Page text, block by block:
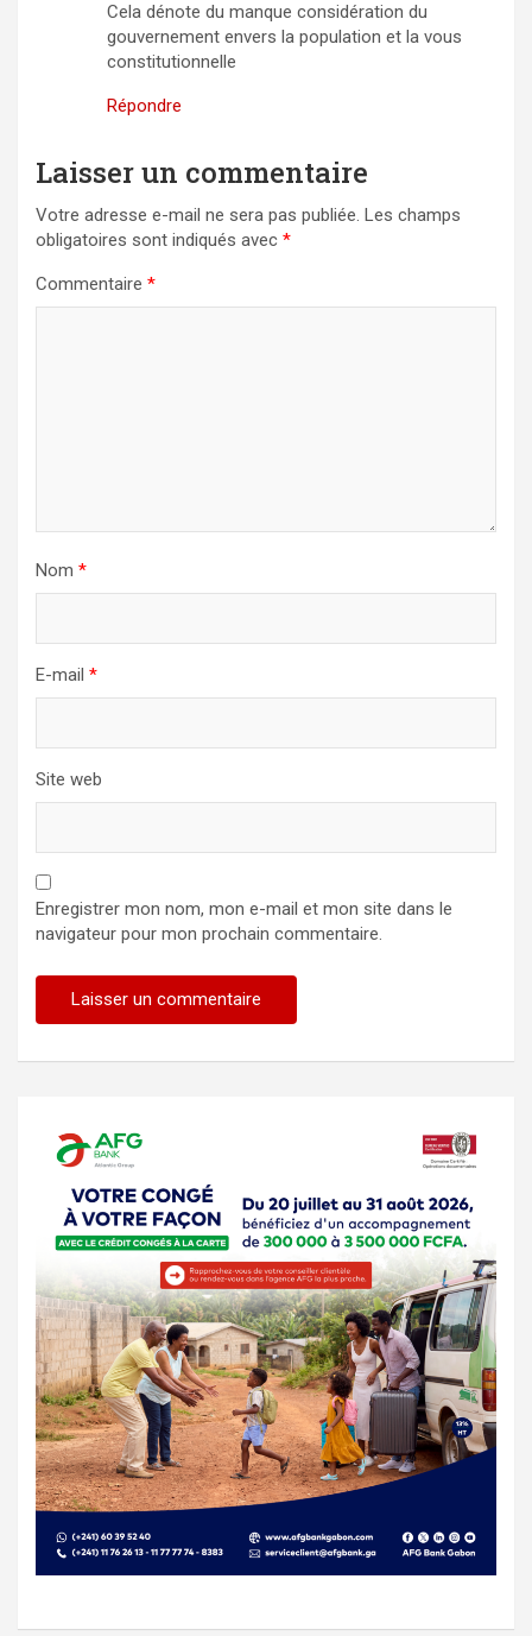
Cela dénote du manque considération du
gouvernement envers la population et la vous
constitutionnelle
Répondre
Laisser un commentaire
Votre adresse e-mail ne sera pas publiée. Les champs
obligatoires sont indiqués avec *
Commentaire *
Nom *
E-mail *
Site web
Enregistrer mon nom, mon e-mail et mon site dans le
navigateur pour mon prochain commentaire.